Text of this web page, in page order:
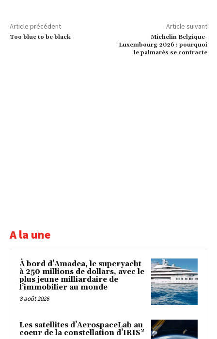
Article précédent
Too blue to be black
Article suivant
Michelin Belgique-
Luxembourg 2026 : pourquoi
le palmarès se contracte
A la une
À bord d’Amadea, le superyacht
à 250 millions de dollars, avec le
plus jeune milliardaire de
l’immobilier au monde
8 août 2026
Les satellites d’AerospaceLab au
coeur de la constellation d’IRIS²